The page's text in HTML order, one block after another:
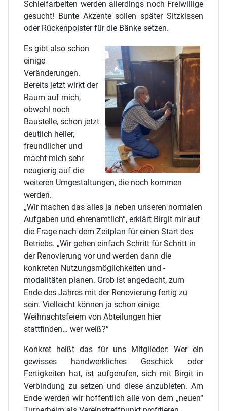
Schleifarbeiten werden allerdings noch Freiwillige
gesucht! Bunte Akzente sollen später Sitzkissen
oder Rückenpolster für die Bänke setzen.
Es gibt also schon
einige
Veränderungen.
Bereits jetzt wirkt der
Raum auf mich,
obwohl noch
Baustelle, schon jetzt
deutlich heller,
freundlicher und
macht mich sehr
neugierig auf die
weiteren Umgestaltungen, die noch kommen
werden.
„Wir machen das alles ja neben unseren normalen
Aufgaben und ehrenamtlich“, erklärt Birgit mir auf
die Frage nach dem Zeitplan für einen Start des
Betriebs. „Wir gehen einfach Schritt für Schritt in
der Renovierung vor und werden dann die
konkreten Nutzungsmöglichkeiten und -
modalitäten planen. Grob ist angedacht, zum
Ende des Jahres mit der Renovierung fertig zu
sein. Vielleicht können ja schon einige
Weihnachtsfeiern von Abteilungen hier
stattfinden… wer weiß?“
Konkret heißt das für uns Mitglieder: Wer ein
gewisses handwerkliches Geschick oder
Fertigkeiten hat, ist aufgerufen, sich mit Birgit in
Verbindung zu setzen und diese anzubieten. Am
Ende werden wir hoffentlich alle von dem „neuen“